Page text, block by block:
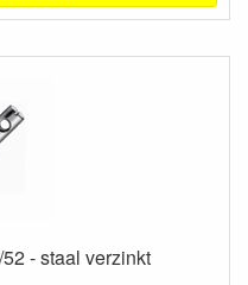
- staal verzinkt